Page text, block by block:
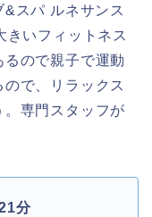
スパ ルネサンス
いフィットネス
ので親子で運動
で、リラックス
専門スタッフが
分